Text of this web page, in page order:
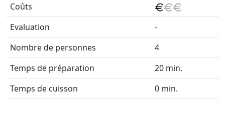
Coûts
Evaluation
-
Nombre de personnes
4
Temps de préparation
20 min.
Temps de cuisson
0 min.